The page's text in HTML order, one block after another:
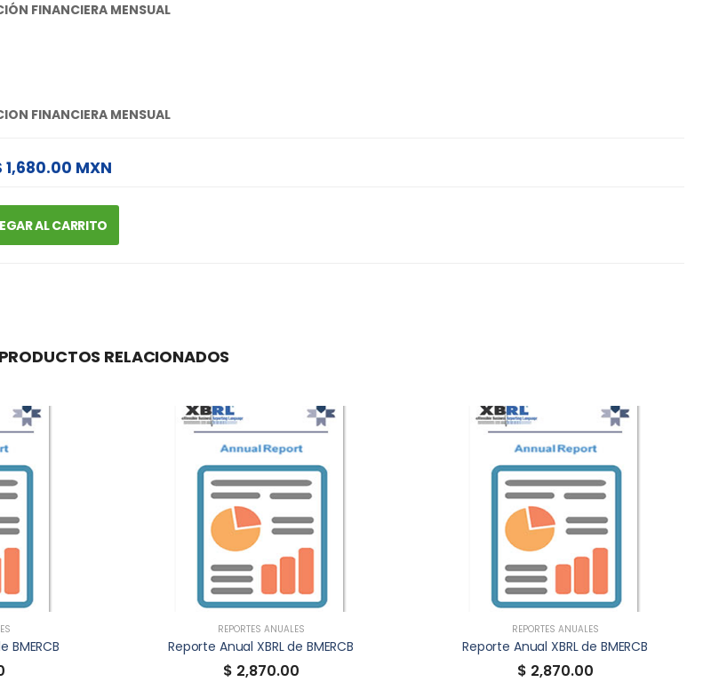
FINANCIERA MENSUAL
FINANCIERA MENSUAL
1,680.00 MXN
AL CARRITO
PRODUCTOS RELACIONADOS
BMERCB
REPORTES ANUALES
Reporte Anual XBRL de BMERCB
$ 2,870.00
REPORTES ANUALES
Reporte Anual XBRL de BMERCB
$ 2,870.00